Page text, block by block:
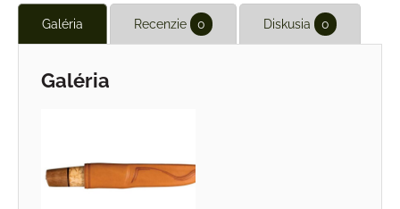
Galéria Recenzie 0 Diskusia 0
Galéria